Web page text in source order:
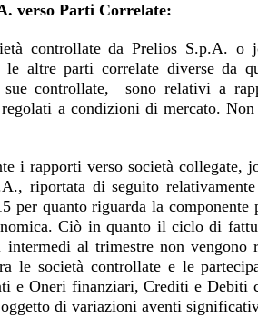
verso Parti Correlate:
controllate da Prelios S.p.A. o
altre parti correlate diverse da
controllate, sono relativi a
a condizioni di mercato.
i rapporti verso società collegate,
riportata di seguito
per quanto riguarda la
Ciò in quanto il ciclo di
intermedi al trimestre non vengono
le società controllate e le
e Oneri finanziari, Crediti e Debiti
di variazioni aventi